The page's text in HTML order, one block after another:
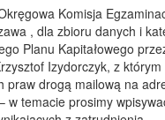
Komisja
, dla zbioru danych i
Planu Kapitałowego
Izydorczyk, z
drogą mailową na
temacie prosimy